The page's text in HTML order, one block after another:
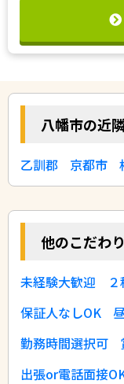
八幡市の近
乙訓郡 京都市
他のこだわ
未経験大歓迎
保証人なしOK
勤務時間選択可
出張or電話面接